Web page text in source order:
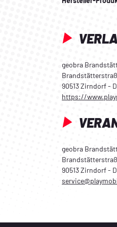
geobra
90513 Zirndorf -
https://
geobra
90513 Zirndorf -